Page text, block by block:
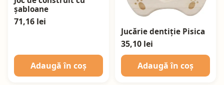
șabloane
71,16 lei
Adaugă în coș
Jucărie dentiție Pisica
35,10 lei
Adaugă în coș